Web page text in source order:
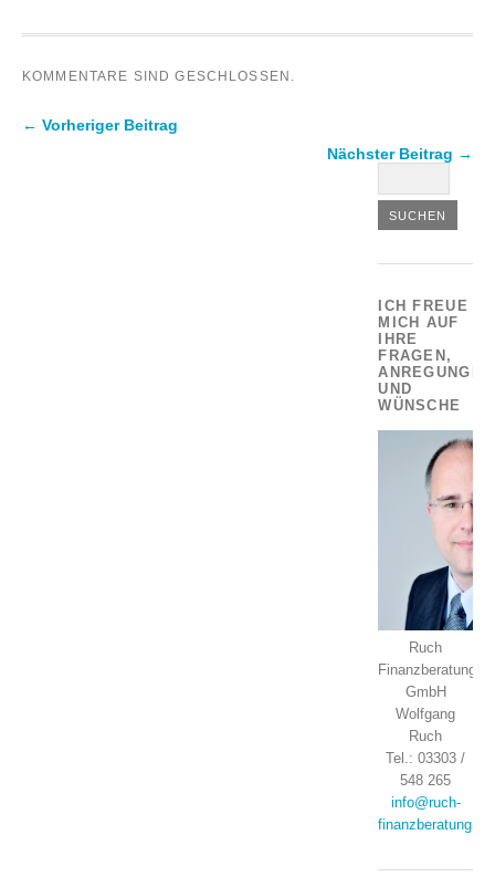
KOMMENTARE SIND GESCHLOSSEN.
← Vorheriger Beitrag
Nächster Beitrag →
ICH FREUE
MICH AUF
IHRE
FRAGEN,
ANREGUNGEN
UND
WÜNSCHE
Ruch
Finanzberatung
GmbH
Wolfgang
Ruch
Tel.: 03303 /
548 265
info@ruch-
finanzberatung.de